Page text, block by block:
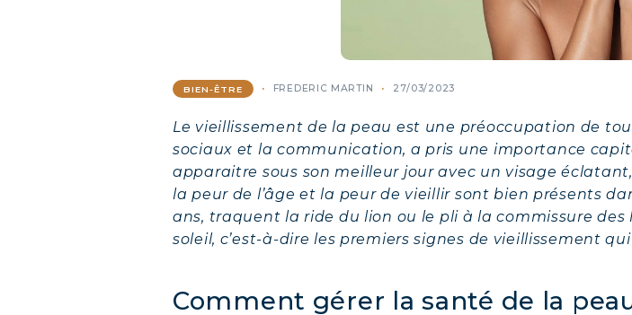
BIEN-ÊTRE FREDERIC MARTIN 27/03/2023
Le vieillissement de la peau est une préoccupation de
sociaux et la communication, a pris une importance
apparaitre sous son meilleur jour avec un visage
la peur de l’âge et la peur de vieillir sont bien présents
ans, traquent la ride du lion ou le pli à la commissure
soleil, c’est-à-dire les premiers signes de vieillissement
Comment gérer la santé de la